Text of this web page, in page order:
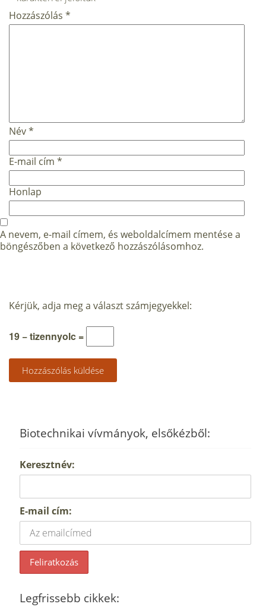
Hozzászólás *
Név*
E-mail cím *
Honlap
A nevem, e-mail címem, és weboldalcímem mentése a
böngészőben a következő hozzászólásomhoz.
Kérjük, adja meg a választ számjegyekkel:
19 − tizennyolc =
Biotechnikai vívmányok, elsőkézből:
Keresztnév:
E-mail cím:
Legfrissebb cikkek: